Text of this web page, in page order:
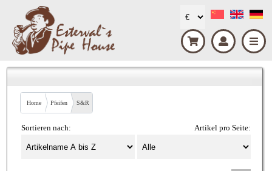
Home Pfeifen S&R
Sortieren nach: Artikel pro Seite: